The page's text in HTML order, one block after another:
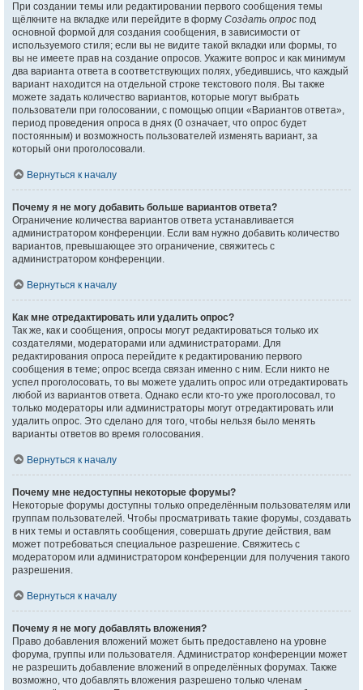
При создании темы или редактировании первого сообщения темы
щёлкните на вкладке или перейдите в форму Создать опрос под
основной формой для создания сообщения, в зависимости от
используемого стиля; если вы не видите такой вкладки или формы, то
вы не имеете прав на создание опросов. Укажите вопрос и как минимум
два варианта ответа в соответствующих полях, убедившись, что каждый
вариант находится на отдельной строке текстового поля. Вы также
можете задать количество вариантов, которые могут выбрать
пользователи при голосовании, с помощью опции «Вариантов ответа»,
период проведения опроса в днях (0 означает, что опрос будет
постоянным) и возможность пользователей изменять вариант, за
который они проголосовали.
Вернуться к началу
Почему я не могу добавить больше вариантов ответа?
Ограничение количества вариантов ответа устанавливается
администратором конференции. Если вам нужно добавить количество
вариантов, превышающее это ограничение, свяжитесь с
администратором конференции.
Вернуться к началу
Как мне отредактировать или удалить опрос?
Так же, как и сообщения, опросы могут редактироваться только их
создателями, модераторами или администраторами. Для
редактирования опроса перейдите к редактированию первого
сообщения в теме; опрос всегда связан именно с ним. Если никто не
успел проголосовать, то вы можете удалить опрос или отредактировать
любой из вариантов ответа. Однако если кто-то уже проголосовал, то
только модераторы или администраторы могут отредактировать или
удалить опрос. Это сделано для того, чтобы нельзя было менять
варианты ответов во время голосования.
Вернуться к началу
Почему мне недоступны некоторые форумы?
Некоторые форумы доступны только определённым пользователям или
группам пользователей. Чтобы просматривать такие форумы, создавать
в них темы и оставлять сообщения, совершать другие действия, вам
может потребоваться специальное разрешение. Свяжитесь с
модератором или администратором конференции для получения такого
разрешения.
Вернуться к началу
Почему я не могу добавлять вложения?
Право добавления вложений может быть предоставлено на уровне
форума, группы или пользователя. Администратор конференции может
не разрешить добавление вложений в определённых форумах. Также
возможно, что добавлять вложения разрешено только членам